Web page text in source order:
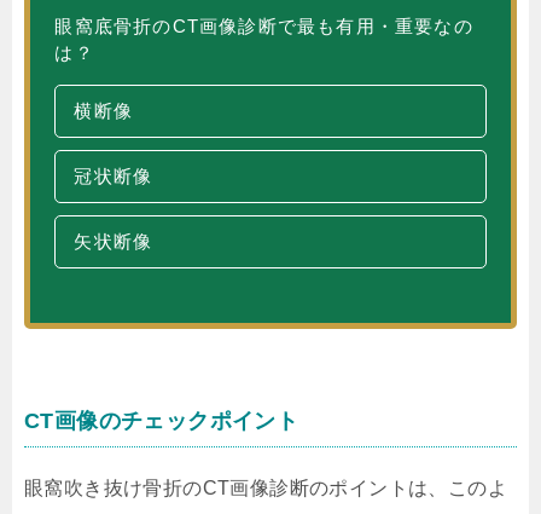
眼窩底骨折のCT画像診断で最も有用・重要なの
は？
横断像
冠状断像
矢状断像
CT画像のチェックポイント
眼窩吹き抜け骨折のCT画像診断のポイントは、このよ